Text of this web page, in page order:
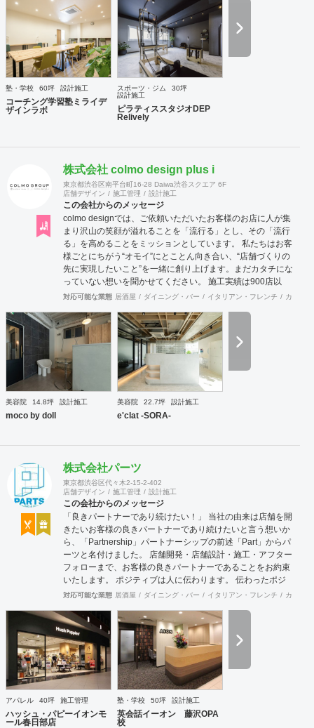
コミニケーション力に優れています。 お客様が安心してオー
プンできるようきめ細やかな対応を心がけています。
塾・学校 60坪 設計施工
コーチング学習塾ミライデ
ザインラボ
スポーツ・ジム
30坪
設計施工
ピラティススタジオDEP
Relively
株式会社 colmo design plus i
東京都渋谷区南平台町16-28 Daiwa渋谷スクエア 6F
店舗デザイン
施工管理 設計施工
この会社からのメッセージ
colmo designでは、ご依頼いただいたお客様のお店に人が集
まり沢山の笑顔が溢れることを「流行る」とし、その「流行
る」を高めることをミッションとしています。 私たちは​​お客
様ごとにちがう“オモイ”にとことん向き合い、“店舗づくりの
先に実現したいこと”を一緒に創り上げます。まだカタチにな
っていない想いを聞かせてください。 施工実績は900店以
上。 グループ会社で直営美容室を13店舗を運営をしており
提案をいたします。 ◉サービス ①テナント紹介サポート ②顧
客ターゲット・マーケティング調査 ③資金調達サポート ④
美容業界専門のデザイン提案 ⑤自社施工 ⑥ブランディング
のための販促ツール ⑦お客様により沿ったアフターフォロー
まずはご相談やお話だけでも構いません。 お気軽にお問合せ
くださいませ！
対応可能な業態 居酒屋 ダイニング・バー イタリアン・フレンチ カフェ
美容院 14.8坪 設計施工
moco by doll
美容院 22.7坪 設計施工
e'clat -SORA-
株式会社パーツ
東京都渋谷区代々木2-15-2-402
店舗デザイン
施工管理 設計施工
この会社からのメッセージ
「良きパートナーであり続けたい！」 当社の由来は店舗を開
きたいお客様の良きパートナーであり続けたいと言う想いか
ら、「Partnership」パートナーシップの前述「Part」からパ
ーツと名付けました。 店舗開発・店舗設計・施工・アフター
フォローまで、お客様の良きパートナーであることをお約束
いたします。 ポジティブは人に伝わります。 伝わったポジ
ティブが幸せを呼び込み、呼び込んだ幸せが、さらに大きな
社ならではの実績をご確認下さい。 <a
href="https://www.partsinc.co.jp/">https://www.partsinc.co.jp/</a>
対応可能な業態 居酒屋 ダイニング・バー イタリアン・フレンチ カフェ
アパレル 40坪 施工管理
ハッシュ・パピーイオンモ
ール春日部店
塾・学校 50坪 設計施工
英会話イーオン 藤沢OPA
校